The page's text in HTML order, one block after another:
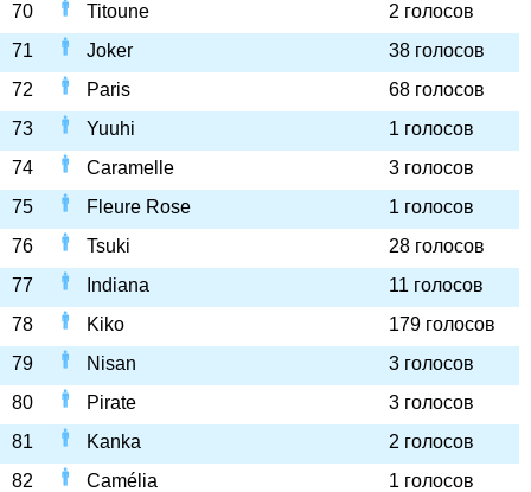
70
Titoune
2 голосов
71
Joker
38 голосов
72
Paris
68 голосов
73
Yuuhi
1 голосов
74
Caramelle
3 голосов
75
Fleure Rose
1 голосов
76
Tsuki
28 голосов
77
Indiana
11 голосов
78
Kiko
179 голосов
79
Nisan
3 голосов
80
Pirate
3 голосов
81
Kanka
2 голосов
82
Camélia
1 голосов